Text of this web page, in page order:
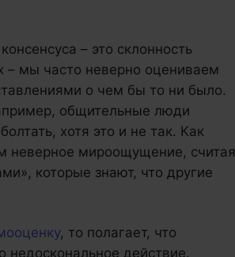
– это склонность
– мы часто неверно оцениваем
о чем бы то ни было.
общительные люди
хотя это и не так. Как
неверное мироощущение, считая
которые знают, что другие
, то полагает, что
недоскональное действие.